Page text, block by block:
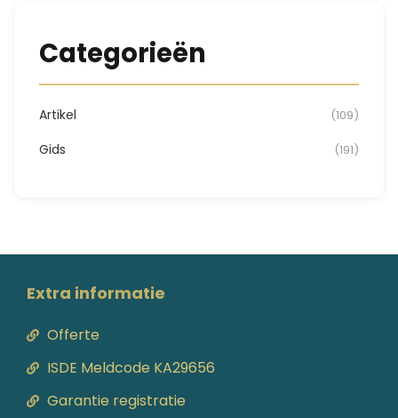
Categorieën
Artikel (109)
Gids (191)
Extra informatie
Offerte
ISDE Meldcode KA29656
Garantie registratie